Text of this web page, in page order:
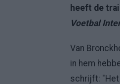
heeft de
Voetbal
Van
in hem
schrijft: "Het